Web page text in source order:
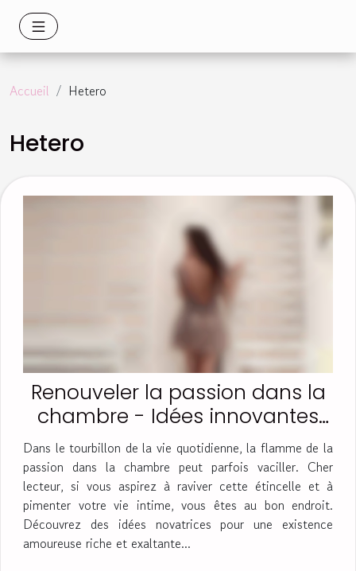
Accueil Hetero
Hetero
Renouveler la passion dans la
chambre - Idées innovantes
pour une vie intime
épanouissante
Dans le tourbillon de la vie quotidienne, la flamme de la
passion dans la chambre peut parfois vaciller. Cher
lecteur, si vous aspirez à raviver cette étincelle et à
pimenter votre vie intime, vous êtes au bon endroit.
Découvrez des idées novatrices pour une existence
amoureuse riche et exaltante...